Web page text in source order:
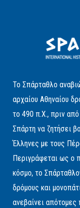
Το Σπάρταθλο
αρχαίου Αθηναίου
το 490 π.Χ., πριν
Σπάρτη να ζητήσει
Έλληνες με τους
Περιγράφεται ως ο
κόσμο, το
δρόμους και
ανεβαίνει απότομες